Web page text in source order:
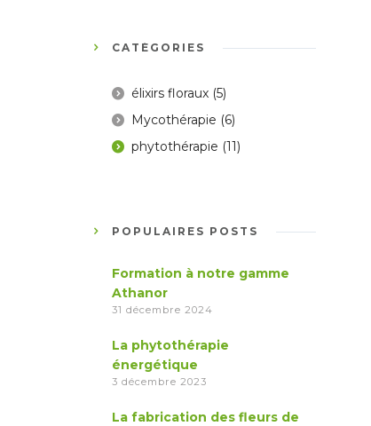
CATÉGORIES
élixirs floraux (5)
Mycothérapie (6)
phytothérapie (11)
POPULAIRES POSTS
Formation à notre gamme
Athanor
31 décembre 2024
La phytothérapie
énergétique
3 décembre 2023
La fabrication des fleurs de